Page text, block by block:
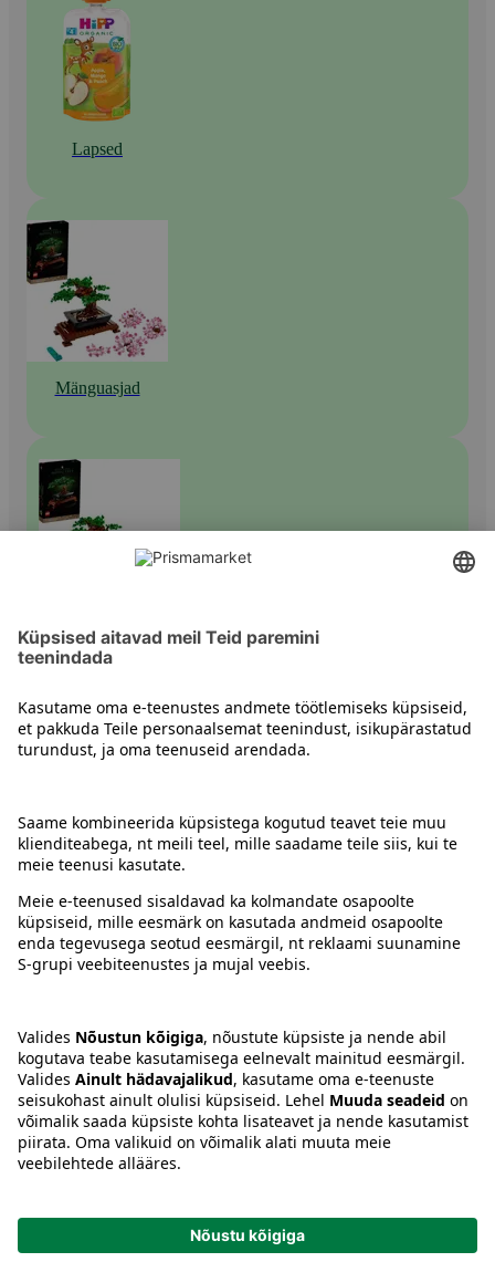
Lapsed
Mänguasjad
Muud ehituskomplektid
Juhised
Tingimused
Keel:ETENRU